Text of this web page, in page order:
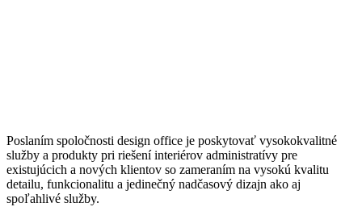
Poslaním spoločnosti design office je poskytovať vysokokvalitné
služby a produkty pri riešení interiérov administratívy pre
existujúcich a nových klientov so zameraním na vysokú kvalitu
detailu, funkcionalitu a jedinečný nadčasový dizajn ako aj
spoľahlivé služby.